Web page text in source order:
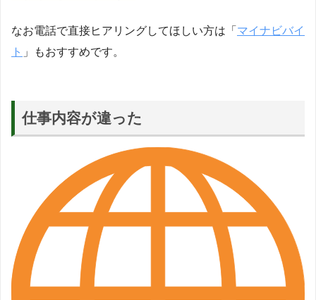
なお電話で直接ヒアリングしてほしい方は「 マイナビバイ
ト 」もおすすめです。
仕事内容が違った